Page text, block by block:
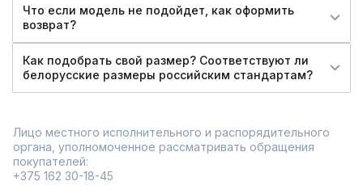
Что если модель не подойдет, как оформить
возврат?
Как подобрать свой размер? Соответствуют ли
белорусские размеры российским стандартам?
Лицо местного исполнительного и распорядительного
органа, уполномоченное рассматривать обращения
покупателей:
+375 162 30-18-45